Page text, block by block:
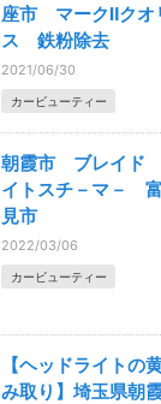
座市 マークⅡクオ
ス 鉄粉除去
2021/06/30
カービューティー
朝霞市 ブレイド
イトスチ－マ－
見市
2022/03/06
カービューティー
【ヘッドライトの
み取り】埼玉県朝